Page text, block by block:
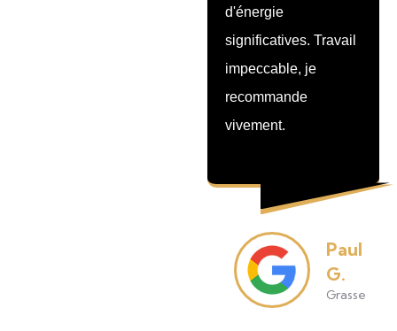
Nous sommes
vraiment contents du
résultat, parfait pour
profiter de notre
extérieur.
B.